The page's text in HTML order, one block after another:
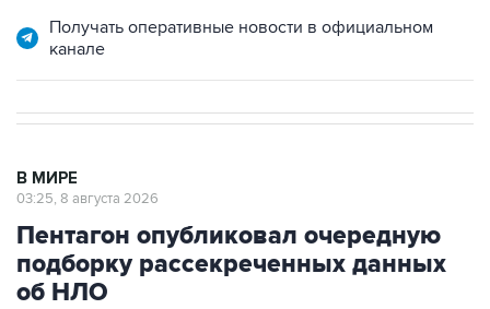
Получать оперативные новости в официальном
канале
В МИРЕ
03:25, 8 августа 2026
Пентагон опубликовал очередную
подборку рассекреченных данных
об НЛО